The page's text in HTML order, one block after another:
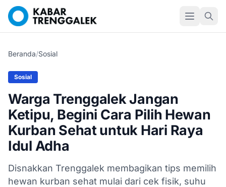
Beranda/Sosial
Sosial
Warga Trenggalek Jangan
Ketipu, Begini Cara Pilih Hewan
Kurban Sehat untuk Hari Raya
Idul Adha
Disnakkan Trenggalek membagikan tips memilih
hewan kurban sehat mulai dari cek fisik, suhu